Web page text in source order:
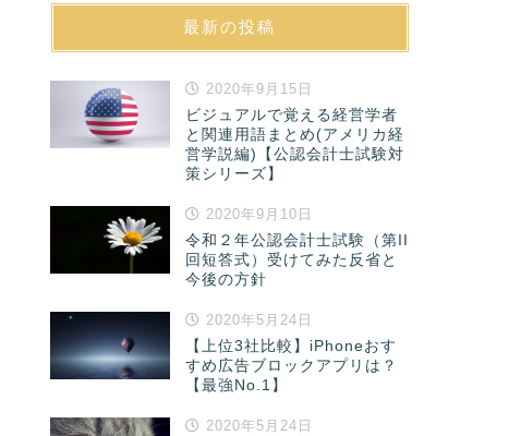
最新の投稿
2020年9月15日
ビジュアルで覚える経営学者
と関連用語まとめ(アメリカ経
営学説編)【公認会計士試験対
策シリーズ】
2020年9月10日
令和２年公認会計士試験（第II
回短答式）受けてみた反省と
今後の方針
2020年5月24日
【上位3社比較】iPhoneおす
すめ広告ブロックアプリは？
【最強No.1】
2020年5月24日